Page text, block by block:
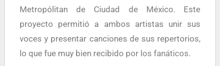
Metropólitan de Ciudad de México. Este
proyecto permitió a ambos artistas unir sus
voces y presentar canciones de sus repertorios,
lo que fue muy bien recibido por los fanáticos.